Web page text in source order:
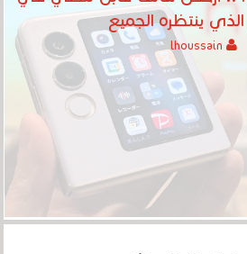
ينتظره الجميع